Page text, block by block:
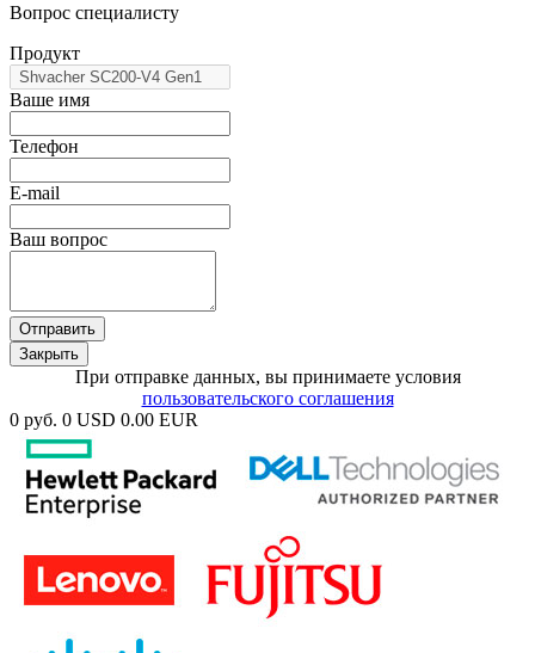
Вопрос специалисту
Продукт
Ваше имя
Телефон
E-mail
Ваш вопрос
Отправить
Закрыть
При отправке данных, вы принимаете условия
пользовательского соглашения
0 руб. 0 USD 0.00 EUR